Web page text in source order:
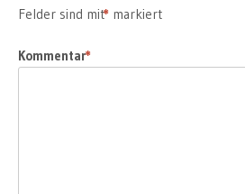
Felder sind mit
* markiert
Kommentar
*